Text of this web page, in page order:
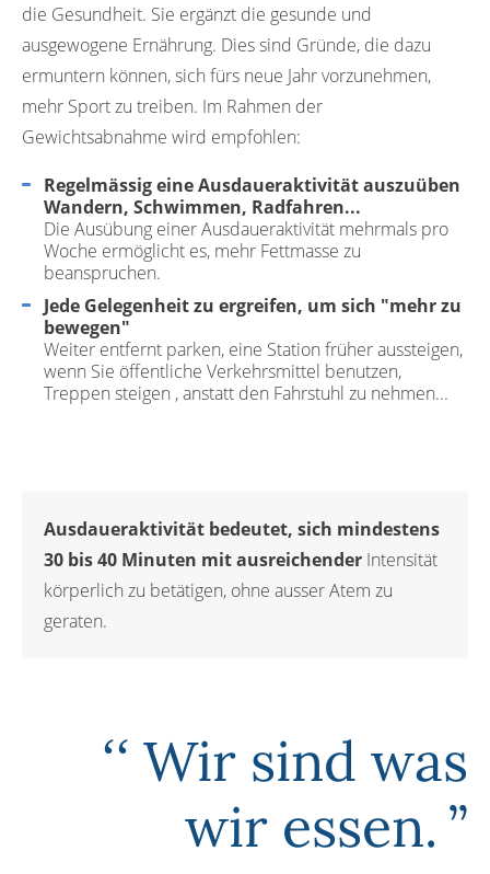
die Gesundheit. Sie ergänzt die gesunde und
ausgewogene Ernährung. Dies sind Gründe, die dazu
ermuntern können, sich fürs neue Jahr vorzunehmen,
mehr Sport zu treiben. Im Rahmen der
Gewichtsabnahme wird empfohlen:
Regelmässig eine Ausdaueraktivität auszuüben
Wandern, Schwimmen, Radfahren...
Die Ausübung einer Ausdaueraktivität mehrmals pro
Woche ermöglicht es, mehr Fettmasse zu
beanspruchen.
Jede Gelegenheit zu ergreifen, um sich "mehr zu
bewegen"
Weiter entfernt parken, eine Station früher aussteigen,
wenn Sie öffentliche Verkehrsmittel benutzen,
Treppen steigen , anstatt den Fahrstuhl zu nehmen...
Ausdaueraktivität bedeutet, sich mindestens
30 bis 40 Minuten mit ausreichender Intensität
körperlich zu betätigen, ohne ausser Atem zu
geraten.
Wir sind was
wir essen.